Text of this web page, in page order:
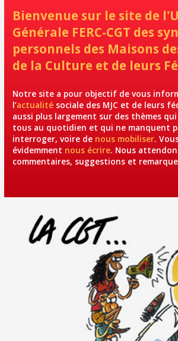
Bienvenue sur le site de
Générale FERC-CGT des
personnels des Maisons
de la Culture et de leurs
Notre site a pour objectif de vous
l’actualité sociale des MJC et de leurs
aussi plus largement sur des thèmes
tous au quotidien et qui ne manquent
interroger, voire de nous mobiliser.
évidemment nous écrire. Nous
commentaires, suggestions et